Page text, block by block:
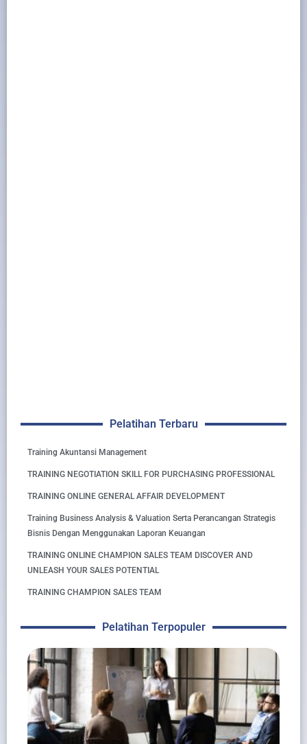
Pelatihan Terbaru
Training Akuntansi Management
TRAINING NEGOTIATION SKILL FOR PURCHASING PROFESSIONAL
TRAINING ONLINE GENERAL AFFAIR DEVELOPMENT
Training Business Analysis & Valuation Serta Perancangan Strategis
Bisnis Dengan Menggunakan Laporan Keuangan
TRAINING ONLINE CHAMPION SALES TEAM DISCOVER AND
UNLEASH YOUR SALES POTENTIAL
TRAINING CHAMPION SALES TEAM
Pelatihan Terpopuler